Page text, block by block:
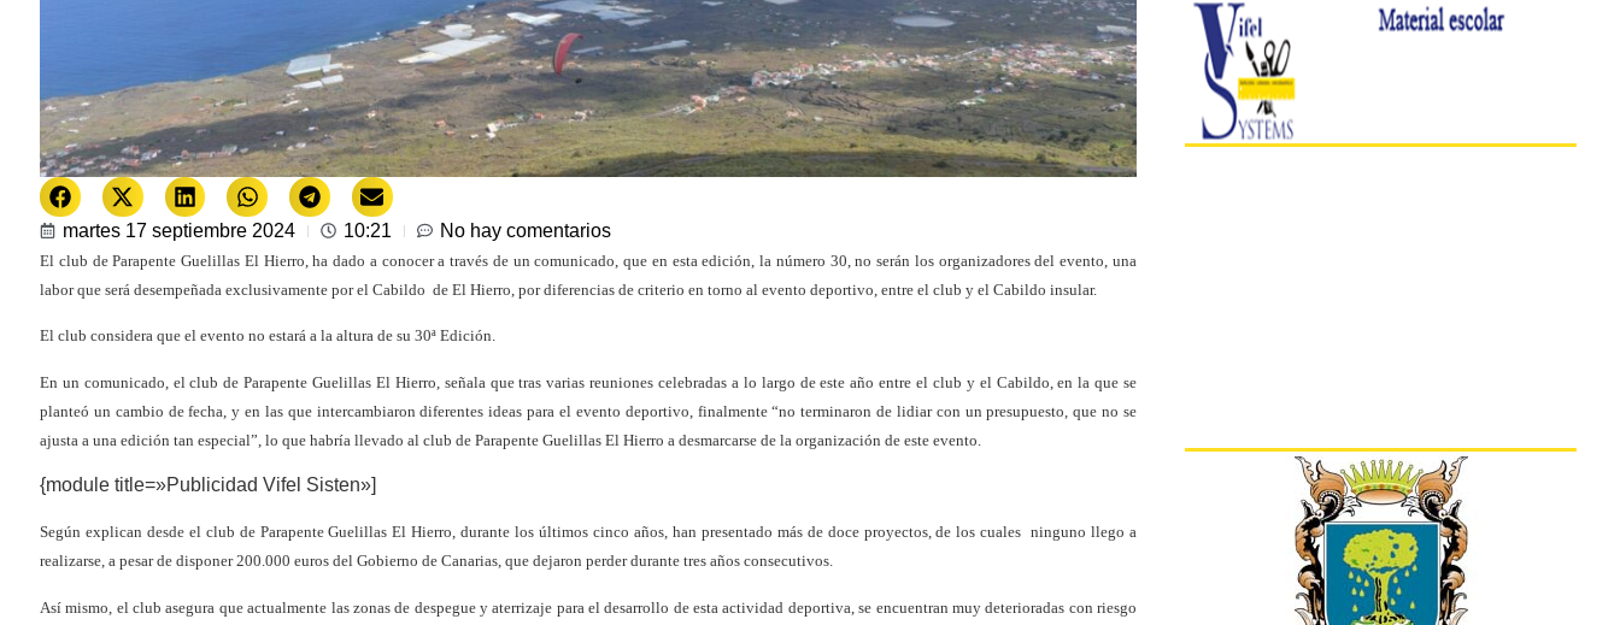
martes 17 septiembre 2024 10:21 No hay comentarios
El club de Parapente Guelillas El Hierro, ha dado a conocer a través de un comunicado, que en esta edición, la número 30, no serán los organizadores del evento, una
labor que será desempeñada exclusivamente por el Cabildo de El Hierro, por diferencias de criterio en torno al evento deportivo, entre el club y el Cabildo insular.
El club considera que el evento no estará a la altura de su 30ª Edición.
En un comunicado, el club de Parapente Guelillas El Hierro, señala que tras varias reuniones celebradas a lo largo de este año entre el club y el Cabildo, en la que se
planteó un cambio de fecha, y en las que intercambiaron diferentes ideas para el evento deportivo, finalmente “no terminaron de lidiar con un presupuesto, que no se
ajusta a una edición tan especial”, lo que habría llevado al club de Parapente Guelillas El Hierro a desmarcarse de la organización de este evento.
{module title=»Publicidad Vifel Sisten»]
Según explican desde el club de Parapente Guelillas El Hierro, durante los últimos cinco años, han presentado más de doce proyectos, de los cuales ninguno llego a
realizarse, a pesar de disponer 200.000 euros del Gobierno de Canarias, que dejaron perder durante tres años consecutivos.
Así mismo, el club asegura que actualmente las zonas de despegue y aterrizaje para el desarrollo de esta actividad deportiva, se encuentran muy deterioradas con riesgo